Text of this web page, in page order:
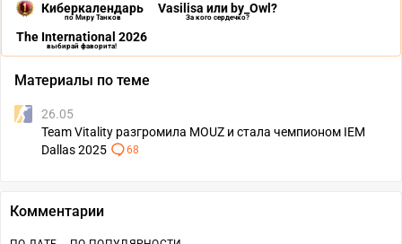
Киберкалендарь
по Миру Танков
Vasilisa или by_Owl?
За кого сердечко?
The International 2026
выбирай фаворита!
Материалы по теме
26.05
Team Vitality разгромила MOUZ и стала чемпионом IEM
Dallas 2025
68
Комментарии